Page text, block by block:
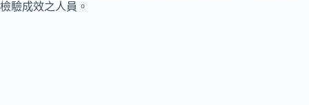
檢驗成效之人員。